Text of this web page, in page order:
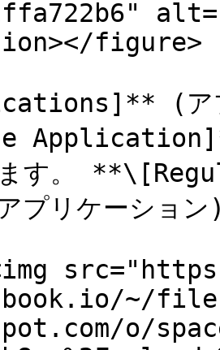
figure>
(アプ
Application]**
ます。
プリケーショ
~/
o/